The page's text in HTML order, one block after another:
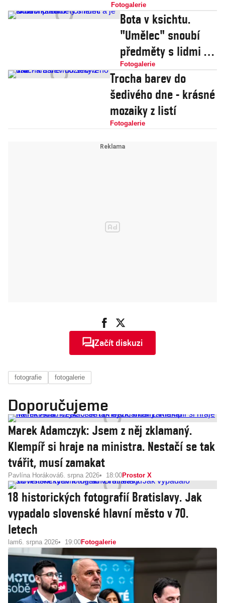
Fotogalerie
Bota v ksichtu.
"Umělec" snoubí
předměty s lidmi a
je to nechutné
Fotogalerie
Trocha barev do
šedivého dne - krásné
mozaiky z listí
Fotogalerie
Začít diskuzi
fotografie fotogalerie
Doporučujeme
Marek Adamczyk: Jsem z něj zklamaný.
Klempíř si hraje na ministra. Nestačí se tak
tvářit, musí zamakat
Pavlína Horáková6. srpna 2026 18:00Prostor X
18 historických fotografií Bratislavy. Jak
vypadalo slovenské hlavní město v 70.
letech
lam6. srpna 2026 19:00Fotogalerie